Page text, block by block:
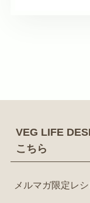
2026年06月27
VEG LIFE
こちら
メルマガ限定レ